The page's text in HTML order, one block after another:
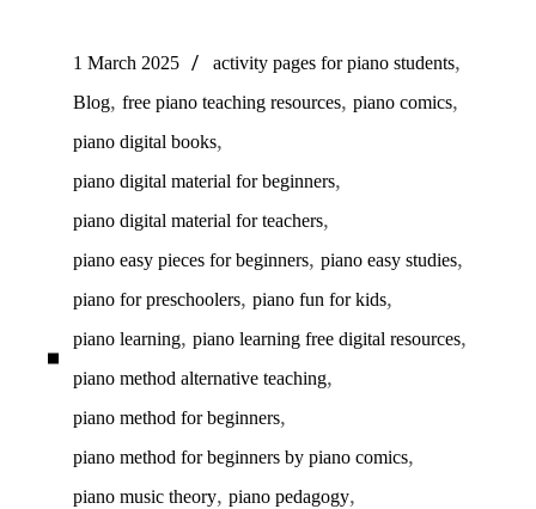
1 March 2025 activity pages for piano students,
Blog,free piano teaching resources,piano comics,
piano digital books,
piano digital material for beginners,
piano digital material for teachers,
piano easy pieces for beginners,piano easy studies,
piano for preschoolers,piano fun for kids,
piano learning,piano learning free digital resources,
piano method alternative teaching,
piano method for beginners,
piano method for beginners by piano comics,
piano music theory,piano pedagogy,